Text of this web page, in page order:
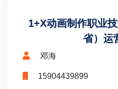
1+X动画制作职业
省）运
邓海
15904439899